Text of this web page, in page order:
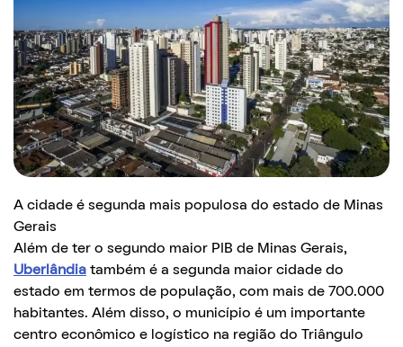
A cidade é segunda mais populosa do estado de Minas
Gerais
Além de ter o segundo maior PIB de Minas Gerais,
Uberlândia também é a segunda maior cidade do
estado em termos de população, com mais de 700.000
habitantes. Além disso, o município é um importante
centro econômico e logístico na região do Triângulo